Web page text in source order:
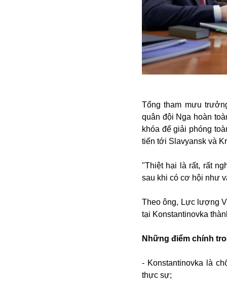
Tổng tham mưu
quân đội Nga hoàn
khóa để giải phóng
tiến tới Slavyansk và
"Thiệt hại là rất, rất
sau khi có cơ hội như
Theo ông, Lực lượng
tại Konstantinovka
Những điểm chính
- Konstantinovka là
thực sự;